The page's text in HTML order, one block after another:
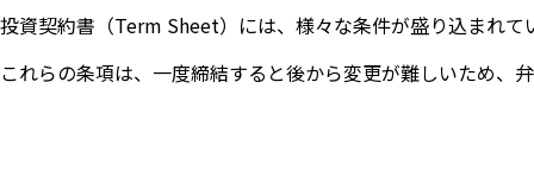
投資契約書（Term Sheet）には、様々な条件が盛り込まれ
これらの条項は、一度締結すると後から変更が難しいため、